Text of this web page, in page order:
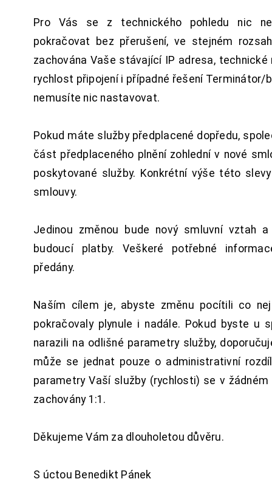
Pro Vás se z technického pohledu nic
pokračovat bez přerušení, ve stejném
zachována Vaše stávající IP adresa, technické
rychlost připojení i případné řešení Terminátor/
nemusíte nic nastavovat.
Pokud máte služby předplacené dopředu,
část předplaceného plnění zohlední v nové
poskytované služby. Konkrétní výše této
smlouvy.
Jedinou změnou bude nový smluvní vztah
budoucí platby. Veškeré potřebné
předány.
Naším cílem je, abyste změnu pocítili co
pokračovaly plynule i nadále. Pokud byste u
narazili na odlišné parametry služby,
může se jednat pouze o administrativní
parametry Vaší služby (rychlosti) se v
zachovány 1:1.
Děkujeme Vám za dlouholetou důvěru.
S úctou Benedikt Pánek